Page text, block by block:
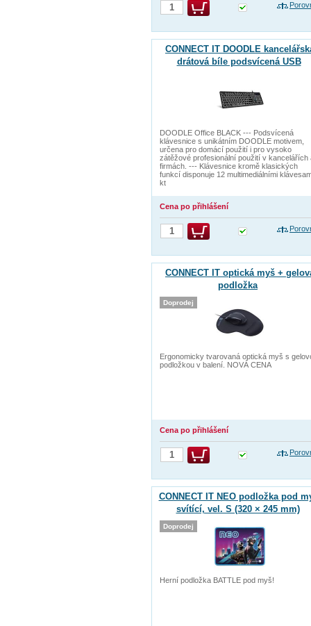
CONNECT IT DOODLE
drátová bíle podsvícená USB
DOODLE Office BLACK --- Podsvícená
klávesnice s unikátním DOODLE motivem,
určena pro domácí použití i pro vysoko
zátěžové profesionální použití v kancelářích
firmách. --- Klávesnice kromě klasických
funkcí disponuje 12 multimediálními
kt
Cena po přihlášení
CONNECT IT optická myš +
podložka
Ergonomicky tvarovaná optická myš s
podložkou v balení. NOVÁ CENA
Cena po přihlášení
Doprodej
CONNECT IT NEO podložka pod
svítící, vel. S (320 × 245 mm)
Herní podložka BATTLE pod myš!
Doprodej